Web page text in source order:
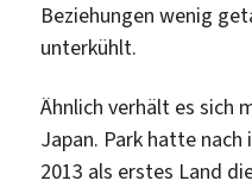
Beziehungen wenig
unterkühlt.
Ähnlich verhält es sich
Japan. Park hatte
2013 als erstes Land